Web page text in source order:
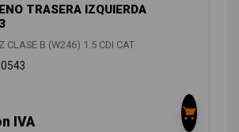
TRASERA IZQUIERDA
CLASE B (W246) 1.5 CDI CAT
IVA